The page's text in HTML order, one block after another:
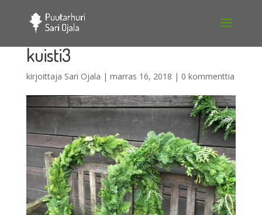
kuisti3
kirjoittaja Sari Ojala | marras 16, 2018 | 0 kommenttia